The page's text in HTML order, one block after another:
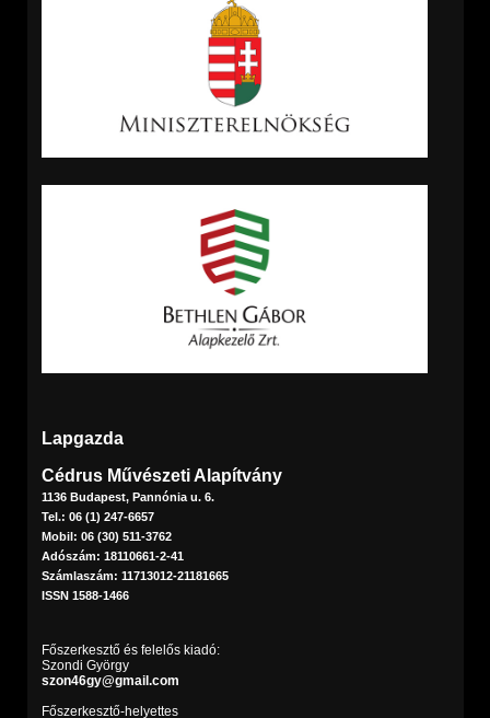
Lapgazda
Cédrus Művészeti Alapítvány
1136 Budapest, Pannónia u. 6.
Tel.: 06 (1) 247-6657
Mobil: 06 (30) 511-3762
Adószám: 18110661-2-41
Számlaszám: 11713012-21181665
ISSN 1588-1466
Főszerkesztő és felelős kiadó:
Szondi György
szon46gy@gmail.com
Főszerkesztő-helyettes